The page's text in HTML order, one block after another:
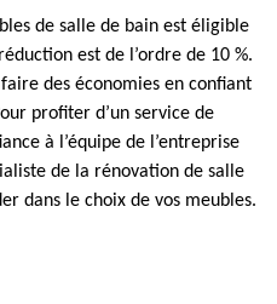
de salle de bain est éligible
est de l’ordre de 10 %.
des économies en confiant
profiter d’un service de
à l’équipe de l’entreprise
de la rénovation de salle
dans le choix de vos meubles.